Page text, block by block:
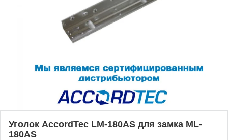
Уголок AccordTec LM-180AS для замка ML-
180AS